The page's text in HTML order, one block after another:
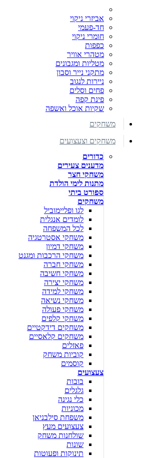
אביזרי ניקוי
חד-פעמי
חומרי ניקוי
כפפות
מטהרי אוויר
מטליות ומגבונים
מתקני נייר וסבון
ניירות לנגוב
פחים וסלים
פינת קפה
שקיות אוכל ואשפה
משחקים
משחקים וצעצועים
כדורים
מדענים צעירים
משחקי חצר
מתנות לימי הולדת
ספורט ביתי
משחקים
לגו ופליימוביל
לומדים אנגלית
לכל המשפחה
משחקי אסטרטגיה
משחקי דמיון
משחקי הרכבות ומגנט
משחקי חברה
משחקי חשיבה
משחקי יצירה
משחקי למידה
משחקי נשיאה
משחקי פעולה
משחקי קלפים
משחקים דידקטיים
משחקים קלאסיים
פאזלים
קוביות משחק
קוסמים
צעצועים
בובות
גלגלים
כלי נגינה
מכוניות
משפחת סילבניאן
צעצועים מעץ
שולחנות משחק
שונות
תינוקות ופעוטות